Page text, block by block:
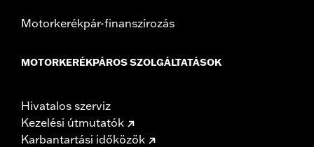
Motorkerékpár-finanszírozás
MOTORKERÉKPÁROS SZOLGÁLTATÁSOK
Hivatalos szerviz
Kezelési útmutatók
Karbantartási időközök